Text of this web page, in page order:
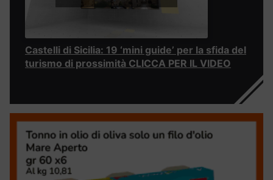
Castelli di Sicilia: 19 ‘mini guide’ per la sfida del
turismo di prossimità CLICCA PER IL VIDEO